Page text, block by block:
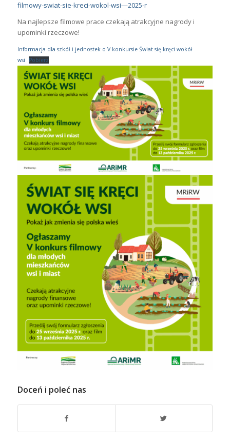
filmowy-swiat-sie-kreci-wokol-wsi—2025-r
Na najlepsze filmowe prace czekają atrakcyjne nagrody i
upominki rzeczowe!
Informacja dla szkół i jednostek o V konkursie Świat się kręci wokół
wsi
Pobierz
Doceń i poleć nas